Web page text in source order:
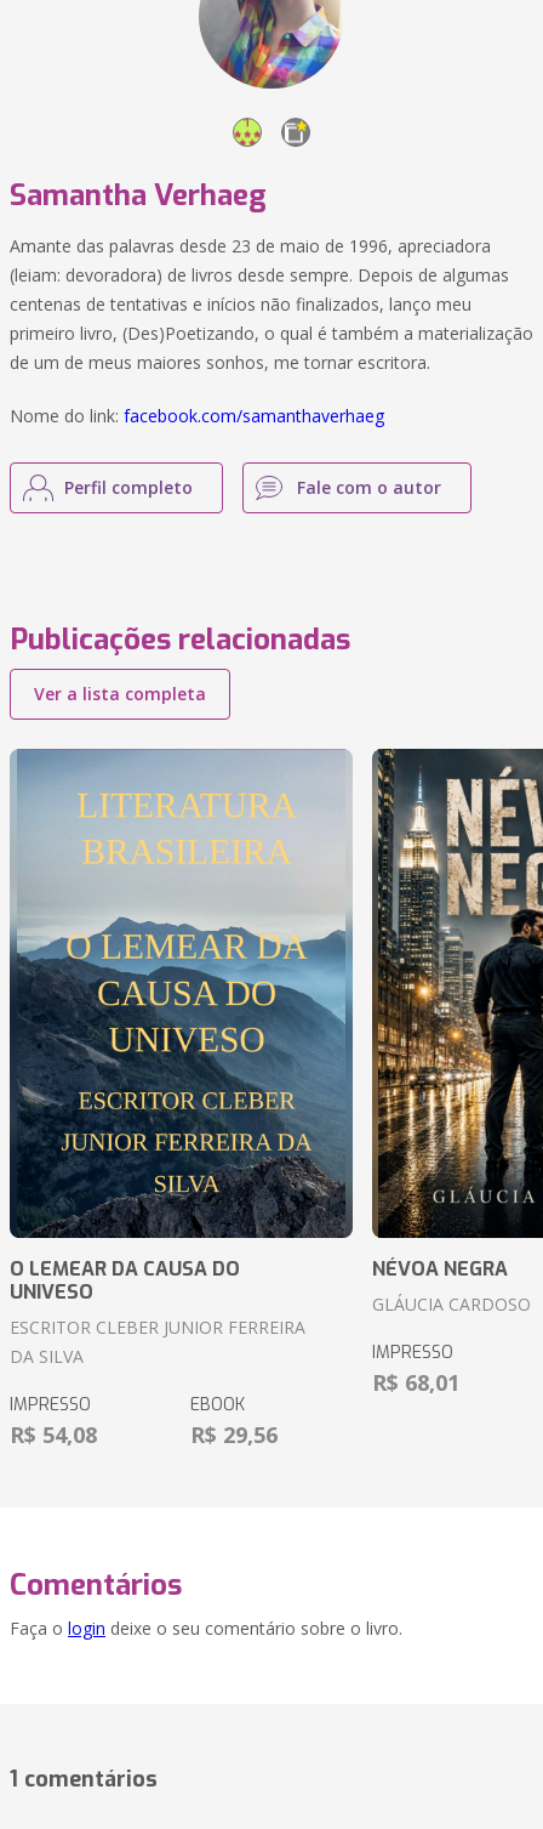
Samantha Verhaeg
Amante das palavras desde 23 de maio de 1996, apreciadora
(leiam: devoradora) de livros desde sempre. Depois de algumas
centenas de tentativas e inícios não finalizados, lanço meu
primeiro livro, (Des)Poetizando, o qual é também a materialização
de um de meus maiores sonhos, me tornar escritora.
Nome do link: facebook.com/samanthaverhaeg
Perfil completo Fale com o autor
Publicações relacionadas
Ver a lista completa
O LEMEAR DA CAUSA DO
UNIVESO
ESCRITOR CLEBER JUNIOR FERREIRA
DA SILVA
IMPRESSO
R$ 54,08
EBOOK
R$ 29,56
NÉVOA NEGRA
GLÁUCIA CARDOSO
IMPRESSO
R$ 68,01
Comentários
Faça o login deixe o seu comentário sobre o livro.
1 comentários